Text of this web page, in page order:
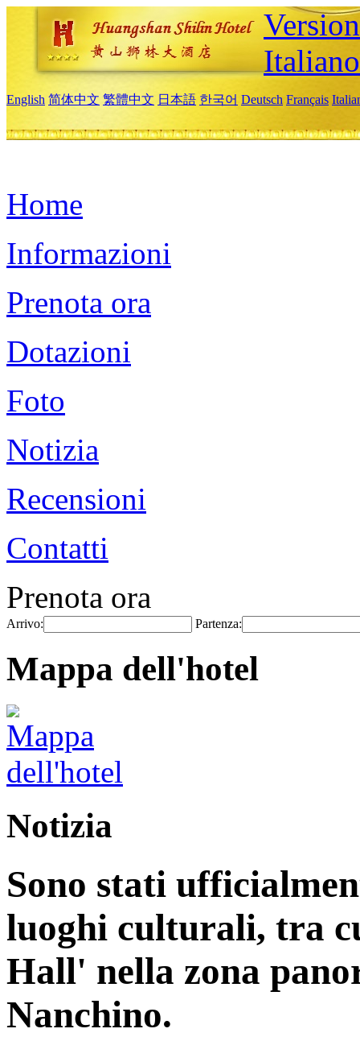
Italiano
English 简体中文 繁體中文 日本語 한국어 Deutsch Français
Home
Informazioni
Prenota ora
Dotazioni
Foto
Notizia
Recensioni
Contatti
Prenota ora
Arrivo: Partenza:
Mappa dell'hotel
Notizia
Sono stati
luoghi culturali, tra
Hall' nella zona
Nanchino.